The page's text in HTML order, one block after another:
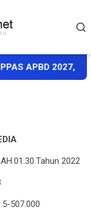
APBD 2027,
2022
507.000